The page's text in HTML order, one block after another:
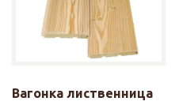
Вагонка лиственница